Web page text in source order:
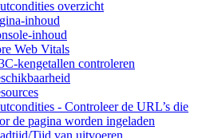
overzicht
inhoud
inhoud
Web Vitals
kengetallen controleren
- Controleer de URL’s die
de pagina worden ingeladen